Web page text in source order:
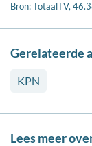
Bron: TotaalTV,
Gerelateerde
KPN
Lees meer